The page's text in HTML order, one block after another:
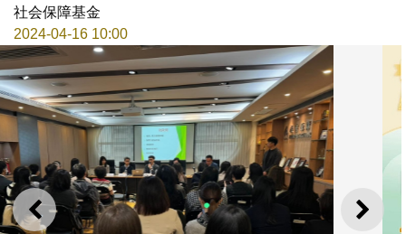
社会保障基金
2024-04-16 10:00
上一则 下一